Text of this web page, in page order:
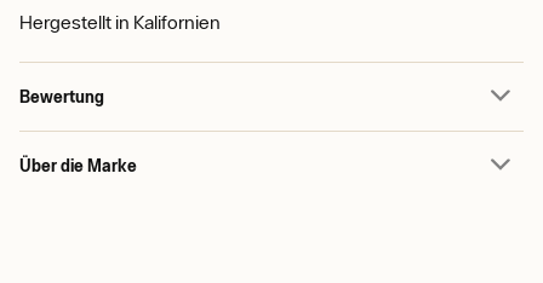
Hergestellt in Kalifornien
Bewertung
Über die Marke